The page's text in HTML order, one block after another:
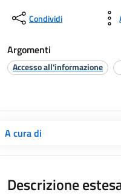
Condividi
Argomenti
Accesso all'informazione
A cura di
Descrizione